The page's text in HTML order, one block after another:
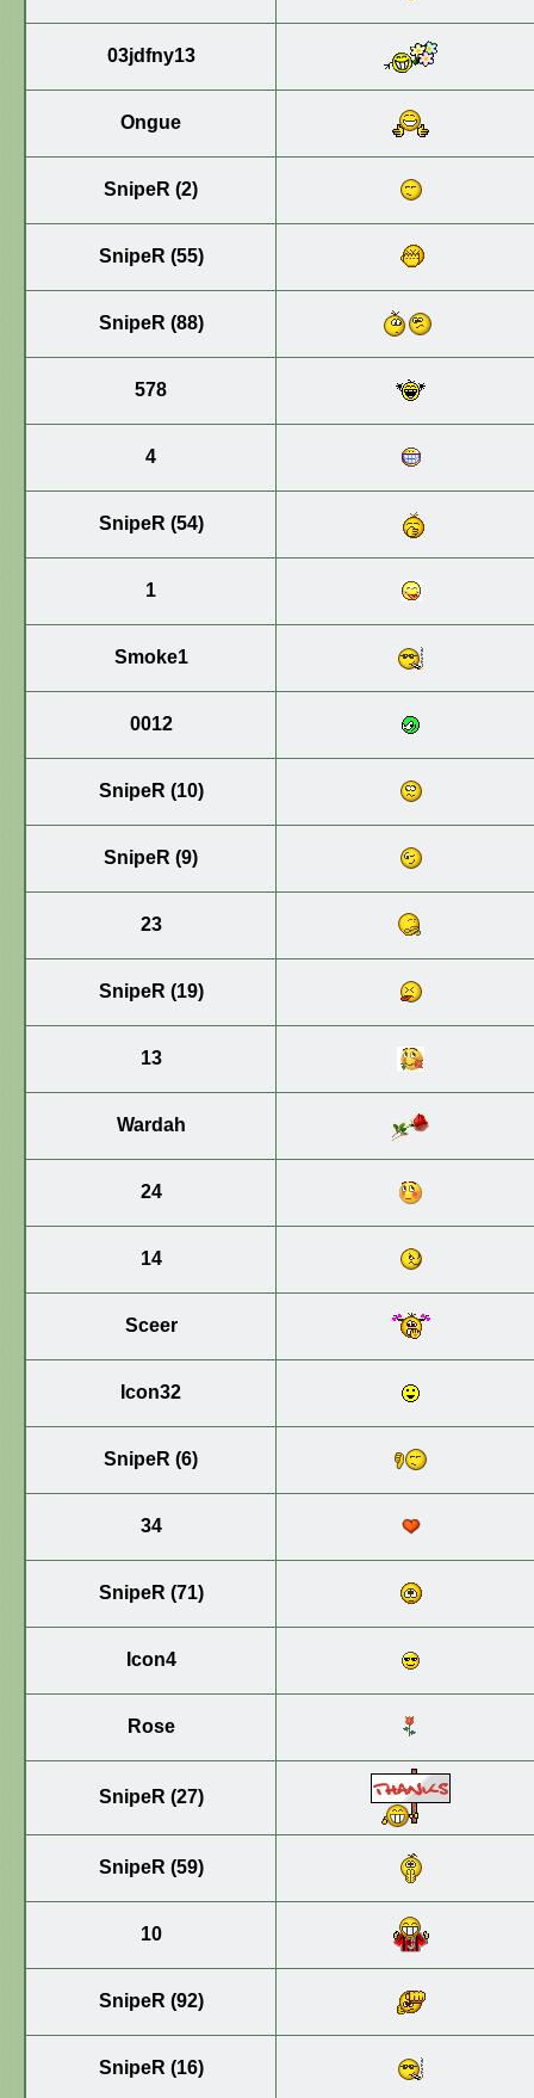
03jdfny13
Ongue
SnipeR (2)
SnipeR (55)
SnipeR (88)
578
4
SnipeR (54)
1
Smoke1
0012
SnipeR (10)
SnipeR (9)
23
SnipeR (19)
13
Wardah
24
14
Sceer
Icon32
SnipeR (6)
34
SnipeR (71)
Icon4
Rose
SnipeR (27)
SnipeR (59)
10
SnipeR (92)
SnipeR (16)